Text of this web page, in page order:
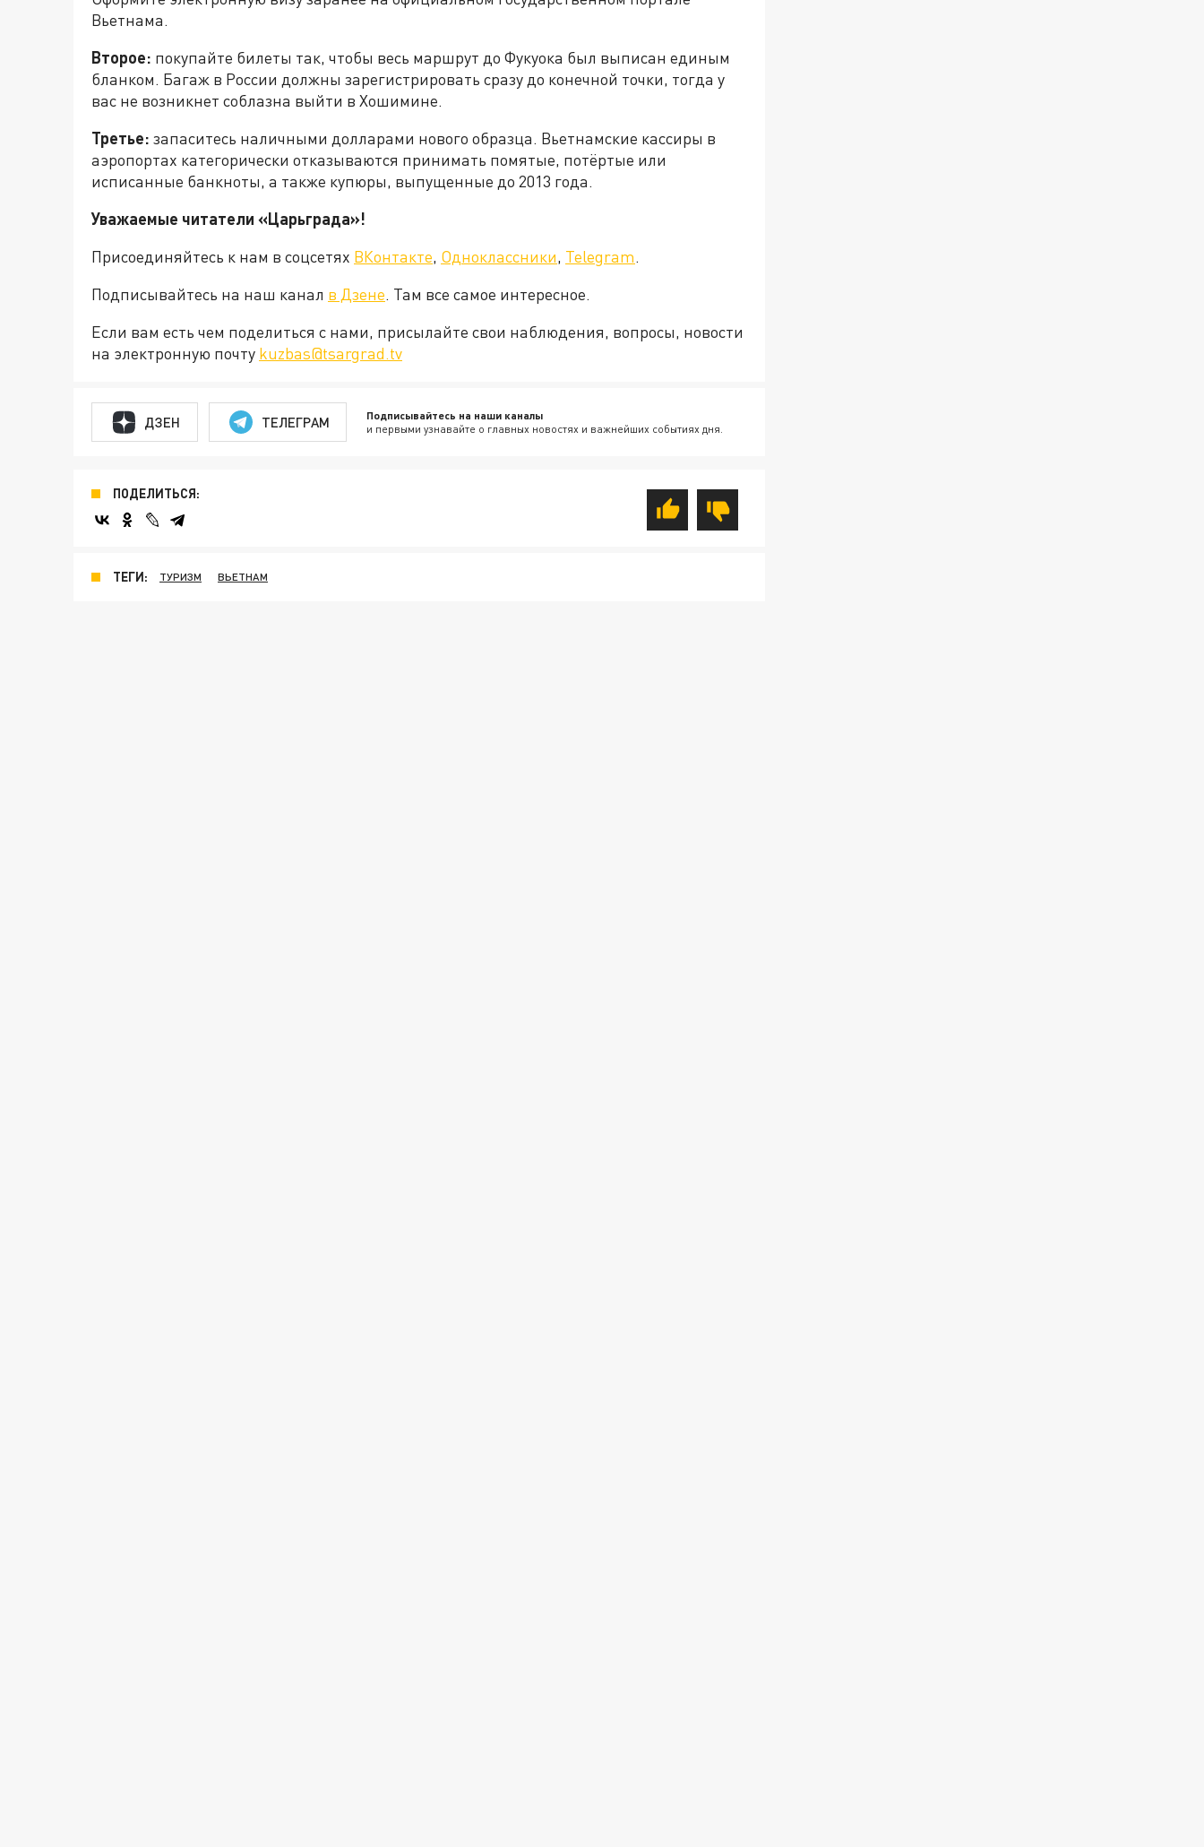
Вьетнама.
Второе: покупайте билеты так, чтобы весь маршрут до Фукуока был выписан единым
бланком. Багаж в России должны зарегистрировать сразу до конечной точки, тогда у
вас не возникнет соблазна выйти в Хошимине.
Третье: запаситесь наличными долларами нового образца. Вьетнамские кассиры в
аэропортах категорически отказываются принимать помятые, потёртые или
исписанные банкноты, а также купюры, выпущенные до 2013 года.
Уважаемые читатели «Царьграда»!
Присоединяйтесь к нам в соцсетях ВКонтакте, Одноклассники, Telegram.
Подписывайтесь на наш канал в Дзене. Там все самое интересное.
Если вам есть чем поделиться с нами, присылайте свои наблюдения, вопросы, новости
на электронную почту kuzbas@tsargrad.tv
ДЗЕН ТЕЛЕГРАМ Подписывайтесь на наши каналы
и первыми узнавайте о главных новостях и важнейших событиях дня.
ПОДЕЛИТЬСЯ:
ТЕГИ: ТУРИЗМ ВЬЕТНАМ